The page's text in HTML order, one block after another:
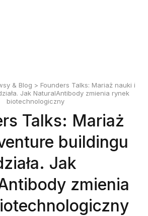
& Blog > Founders Talks: Mariaż nauki i
Jak NaturalAntibody zmienia rynek
biotechnologiczny
Talks: Mariaż
buildingu
Jak
zmienia